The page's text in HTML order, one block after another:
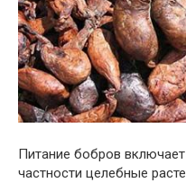
Питание бобров
частности целебные